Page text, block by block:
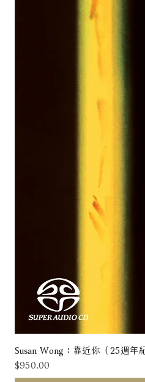
Susan Wong：靠近你（25週年
價格
$950.00